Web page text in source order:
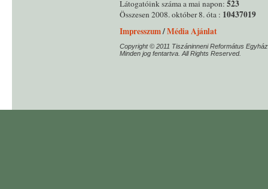
Látogatóink száma a mai napon: 523
Összesen 2008. október 8. óta : 10437019
Impresszum/Média Ajánlat
Copyright © 2011 Tiszáninneni Református
Minden jog fentartva. All Rights Reserved.